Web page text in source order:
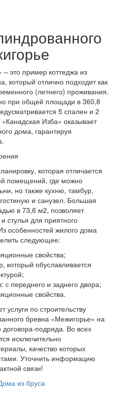
это пример коттеджа из
который отлично подходит как
(летнего) проживания.
при общей площади в 360,8
5 спален и 2
Изба» оказывает
дома, гарантируя
которая отличается
помещений, где можно
но также кухню, тамбур,
и санузел. Большая
в 73,6 м2, позволяет
стулья для приятного
особенностей жилого дома
следующее:
свойства;
который обуславливается
с переднего и заднего двора;
свойства.
по строительству
бревна «Межигорье» на
подряда. Во всех
исключительно
качество которых
Уточнить информацию
связи!
из бруса